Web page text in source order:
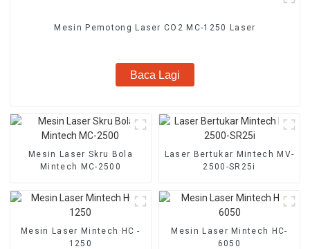
Mesin Pemotong Laser CO2 MC-1250 Laser
Baca Lagi
Mesin Laser Skru Bola
Mintech MC-2500
Laser Bertukar Mintech MV-
2500-SR25i
Mesin Laser Mintech HC -
1250
Mesin Laser Mintech HC-
6050